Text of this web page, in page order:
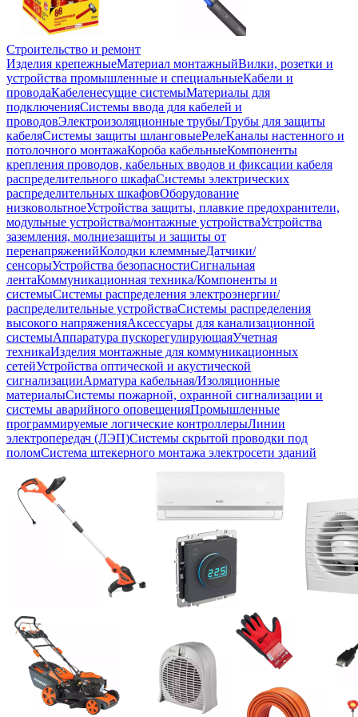
Строительство и ремонт
Изделия крепежныеМатериал монтажныйВилки, розетки и
устройства промышленные и специальныеКабели и
проводаКабеленесущие системыМатериалы для
подключенияСистемы ввода для кабелей и
проводовЭлектроизоляционные трубы/Трубы для защиты
кабеляСистемы защиты шланговыеРелеКаналы настенного и
потолочного монтажаКороба кабельныеКомпоненты
крепления проводов, кабельных вводов и фиксации кабеля
распределительного шкафаСистемы электрических
распределительных шкафовОборудование
низковольтноеУстройства защиты, плавкие предохранители,
модульные устройства/монтажные устройстваУстройства
заземления, молниезащиты и защиты от
перенапряженийКолодки клеммныеДатчики/
сенсорыУстройства безопасностиСигнальная
лентаКоммуникационная техника/Компоненты и
системыСистемы распределения электроэнергии/
распределительные устройстваСистемы распределения
высокого напряженияАксессуары для канализационной
системыАппаратура пускорегулирующаяУчетная
техникаИзделия монтажные для коммуникационных
сетейУстройства оптической и акустической
сигнализацииАрматура кабельная/Изоляционные
материалыСистемы пожарной, охранной сигнализации и
системы аварийного оповещенияПромышленные
программируемые логические контроллерыЛинии
электропередач (ЛЭП)Системы скрытой проводки под
поломСистема штекерного монтажа электросети зданий